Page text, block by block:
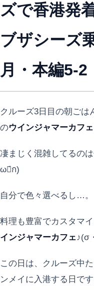
ズで香港発
ブザシーズ
月・本編5-2
クルーズ3日目の朝ごは
のウインジャマーカフェ
凄まじく混雑してるの
ωー́ก)
自分で色々選べるし…。
料理も豊富でカスタマ
インジャマーカフェ♪(σ
この日は、クルーズ中
ンメイに入港する日です